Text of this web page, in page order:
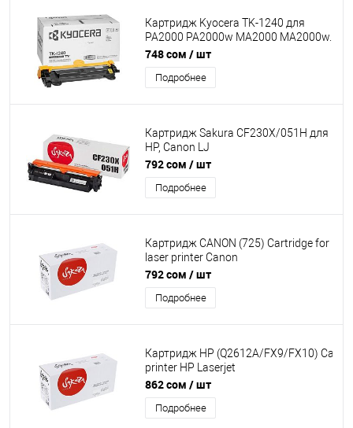
Картридж Kyocera TK-1240 для
PA2000 PA2000w MA2000 MA2000w.
Ресурс 1500 стр.(ISO/IEC 19752)
748 сом / шт
Подробнее
Картридж Sakura CF230X/051H для
HP, Canon LJ
M203/227UltraM230/LBP162dw/LBP-
160/LBP-162/MF-260/MF-264/MF-
267/MF-269, черный, 4100 к.
792 сом / шт
Подробнее
Картридж CANON (725) Cartridge for
laser printer Canon
LBP6000/6018/6020/6030, черный,
1600 к SAKURA [SACRG725]
792 сом / шт
Подробнее
Картридж HP (Q2612A/FX9/FX10)
printer HP Laserjet
1010/1012/1015/1018/1020/1022/
SAKURA [SAQ2612A/FX9/FX10]
862 сом / шт
Подробнее